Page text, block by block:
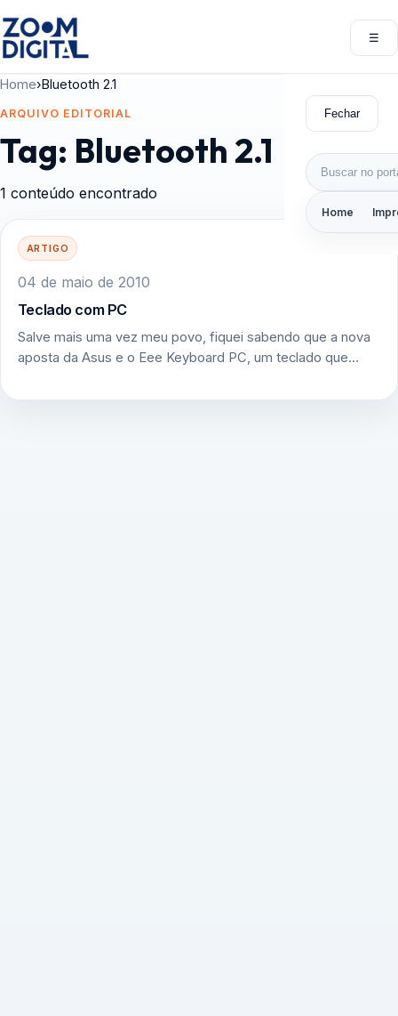
☰
Fechar
Buscar por:
Home
Home›Bluetooth 2.1
ARQUIVO EDITORIAL
Tag: Bluetooth 2.1
1 conteúdo encontrado
ARTIGO
04 de maio de 2010
Teclado com PC
Salve mais uma vez meu povo, fiquei sabendo que a nova
aposta da Asus e o Eee Keyboard PC, um teclado que…